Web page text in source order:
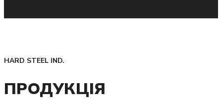
HARD STEEL IND.
ПРОДУКЦІЯ